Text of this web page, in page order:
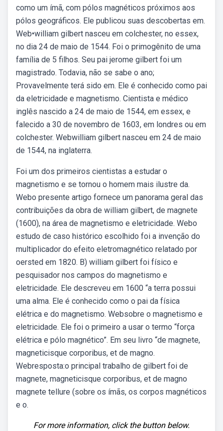
como um ímã, com pólos magnéticos próximos aos
pólos geográficos. Ele publicou suas descobertas em.
Web•william gilbert nasceu em colchester, no essex,
no dia 24 de maio de 1544. Foi o primogênito de uma
família de 5 filhos. Seu pai jerome gilbert foi um
magistrado. Todavia, não se sabe o ano;
Provavelmente terá sido em. Ele é conhecido como pai
da eletricidade e magnetismo. Cientista e médico
inglês nascido a 24 de maio de 1544, em essex, e
falecido a 30 de novembro de 1603, em londres ou em
colchester. Webwilliam gilbert nasceu em 24 de maio
de 1544, na inglaterra.
Foi um dos primeiros cientistas a estudar o
magnetismo e se tornou o homem mais ilustre da.
Webo presente artigo fornece um panorama geral das
contribuições da obra de william gilbert, de magnete
(1600), na área de magnetismo e eletricidade. Webo
estudo de caso histórico escolhido foi a invenção do
multiplicador do efeito eletromagnético relatado por
oersted em 1820. B) william gilbert foi físico e
pesquisador nos campos do magnetismo e
eletricidade. Ele descreveu em 1600 “a terra possui
uma alma. Ele é conhecido como o pai da física
elétrica e do magnetismo. Websobre o magnetismo e
eletricidade. Ele foi o primeiro a usar o termo “força
elétrica e pólo magnético”. Em seu livro “de magnete,
magneticisque corporibus, et de magno.
Webresposta:o principal trabalho de gilbert foi de
magnete, magneticisque corporibus, et de magno
magnete tellure (sobre os ímãs, os corpos magnéticos
e o.
For more information, click the button below.